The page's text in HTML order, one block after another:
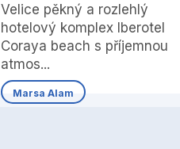
Velice pěkný a rozlehlý
hotelový komplex Iberotel
Coraya beach s příjemnou
atmos...
Marsa Alam